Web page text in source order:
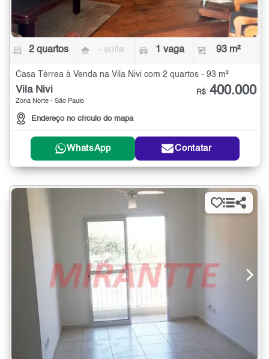
2 quartos - suíte 1 vaga 93 m²
Casa Térrea à Venda na Vila Nivi com 2 quartos - 93 m²
Vila Nivi
Zona Norte - São Paulo
Endereço no círculo do mapa
R$ 400.000
WhatsApp Contatar